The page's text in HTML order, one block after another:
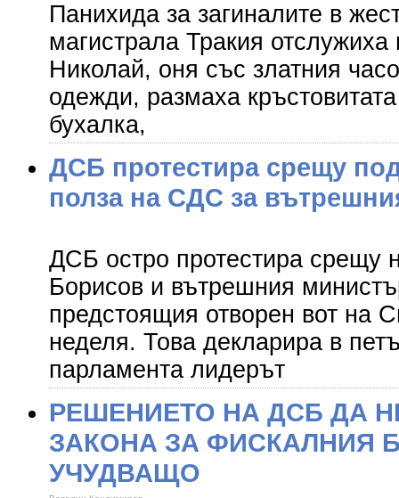
Панихида за загиналите в
магистрала Тракия
Николай, оня със златния
одежди, размаха
бухалка,
ДСБ протестира срещу
полза на СДС за
ДСБ остро протестира срещу
Борисов и вътрешния
предстоящия отворен вот на
неделя. Това декларира в
парламента лидерът
РЕШЕНИЕТО НА ДСБ ДА
ЗАКОНА ЗА ФИСКАЛНИЯ
УЧУДВАЩО